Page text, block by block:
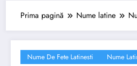
Prima pagină Nume latine
Nume De Fete Latinesti Nume